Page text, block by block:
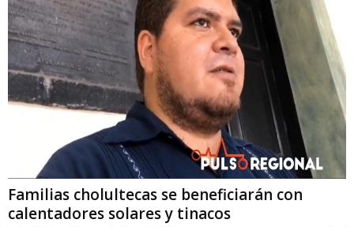
Familias cholultecas se beneficiarán con
calentadores solares y tinacos